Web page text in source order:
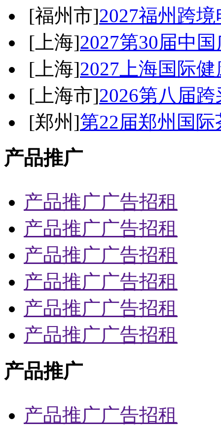
[福州市]2027福州跨
[上海]2027第30届中
[上海]2027上海国际
[上海市]2026第八届
[郑州]第22届郑州国
产品推广
产品推广广告招租
产品推广广告招租
产品推广广告招租
产品推广广告招租
产品推广广告招租
产品推广广告招租
产品推广
产品推广广告招租